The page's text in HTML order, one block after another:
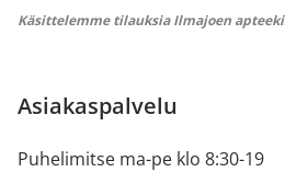
Käsittelemme tilauksia Ilmajoen
Asiakaspalvelu
Puhelimitse ma-pe klo 8:30-19